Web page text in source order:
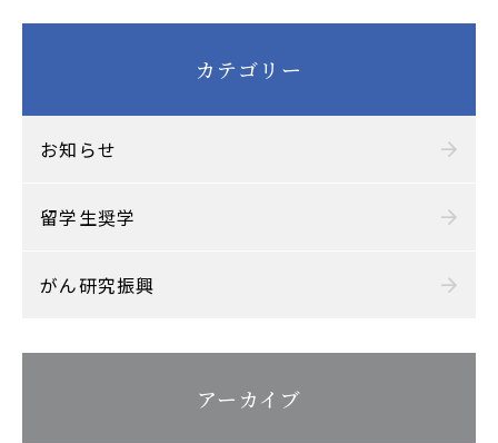
カテゴリー
お知らせ
留学生奨学
がん研究振興
アーカイブ